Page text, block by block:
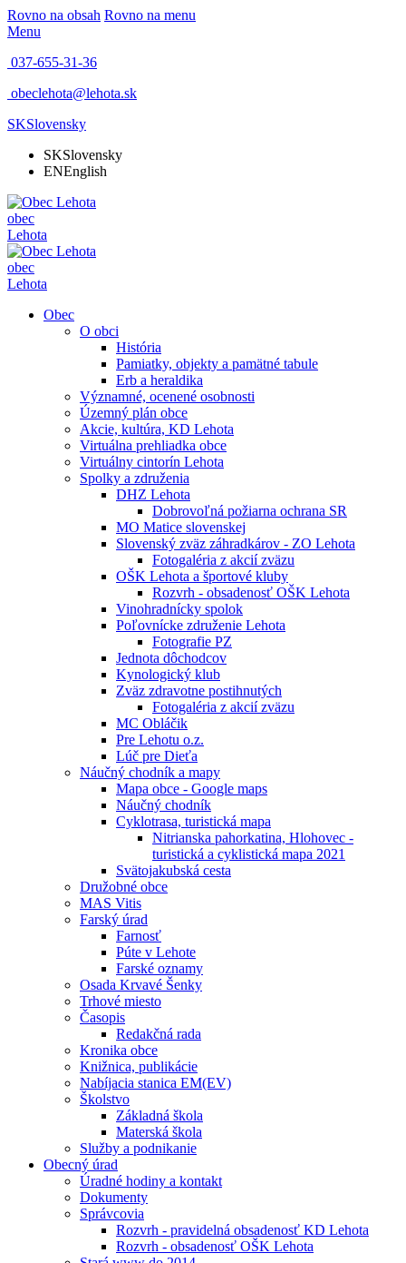
Rovno na obsah Rovno na menu
Menu
037-655-31-36
obeclehota@lehota.sk
SKSlovensky
SKSlovensky
ENEnglish
obec
Lehota
obec
Lehota
Obec
O obci
História
Pamiatky, objekty a pamätné tabule
Erb a heraldika
Významné, ocenené osobnosti
Územný plán obce
Akcie, kultúra, KD Lehota
Virtuálna prehliadka obce
Virtuálny cintorín Lehota
Spolky a združenia
DHZ Lehota
Dobrovoľná požiarna ochrana SR
MO Matice slovenskej
Slovenský zväz záhradkárov - ZO Lehota
Fotogaléria z akcií zväzu
OŠK Lehota a športové kluby
Rozvrh - obsadenosť OŠK Lehota
Vinohradnícky spolok
Poľovnícke združenie Lehota
Fotografie PZ
Jednota dôchodcov
Kynologický klub
Zväz zdravotne postihnutých
Fotogaléria z akcií zväzu
MC Obláčik
Pre Lehotu o.z.
Lúč pre Dieťa
Náučný chodník a mapy
Mapa obce - Google maps
Náučný chodník
Cyklotrasa, turistická mapa
Nitrianska pahorkatina, Hlohovec -
turistická a cyklistická mapa 2021
Svätojakubská cesta
Družobné obce
MAS Vitis
Farský úrad
Farnosť
Púte v Lehote
Farské oznamy
Osada Krvavé Šenky
Trhové miesto
Časopis
Redakčná rada
Kronika obce
Knižnica, publikácie
Nabíjacia stanica EM(EV)
Školstvo
Základná škola
Materská škola
Služby a podnikanie
Obecný úrad
Úradné hodiny a kontakt
Dokumenty
Správcovia
Rozvrh - pravidelná obsadenosť KD Lehota
Rozvrh - obsadenosť OŠK Lehota